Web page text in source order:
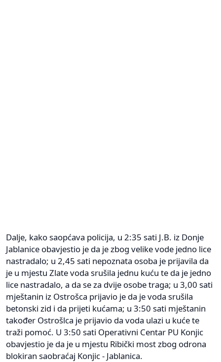
Dalje, kako saopćava policija, u 2:35 sati J.B. iz Donje
Jablanice obavjestio je da je zbog velike vode jedno lice
nastradalo; u 2,45 sati nepoznata osoba je prijavila da
je u mjestu Zlate voda srušila jednu kuću te da je jedno
lice nastradalo, a da se za dvije osobe traga; u 3,00 sati
mještanin iz Ostrošca prijavio je da je voda srušila
betonski zid i da prijeti kućama; u 3:50 sati mještanin
također Ostrošlca je prijavio da voda ulazi u kuće te
traži pomoć. U 3:50 sati Operativni Centar PU Konjic
obavjestio je da je u mjestu Ribički most zbog odrona
blokiran saobraćaj Konjic - Jablanica.